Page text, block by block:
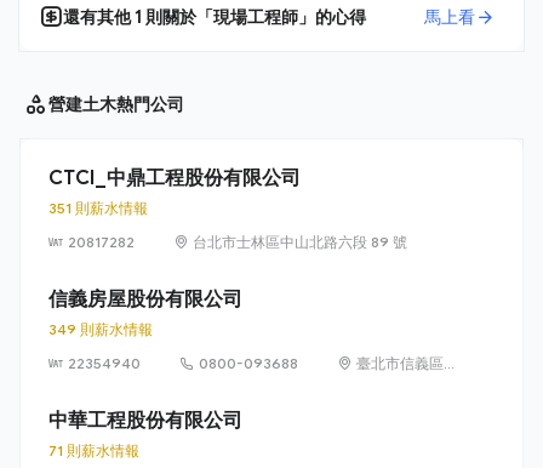
還有其他1 則關於「現場工程師 」的心得 馬上看
營建土木熱門公司
CTCI_中鼎工程股份有限公司
351 則薪水情報
20817282
台北市士林區中山北路六段 89 號
信義房屋股份有限公司
349 則薪水情報
22354940
0800-093688
臺北市信義區
中華工程股份有限公司
71 則薪水情報